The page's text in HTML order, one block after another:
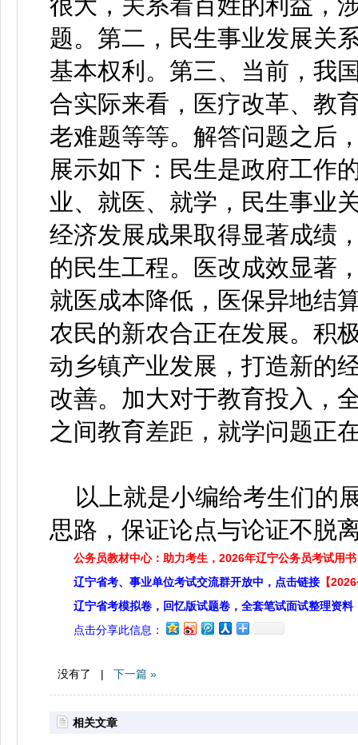
题。第二，民生事业发展关
基本权利。第三、当前，我
合实际来看，医疗改革、教
老难题等等。解答问题之后
展示如下：民生是政府工作
业、就医、就学，民生事业
经济发展成果取得显著成绩
的民生工程。医改成效显著
就医成本降低，医保异地结
农民的新农合正在发展。积
动乡镇产业发展，打造新的
改善。加大对于教育投入，
之间教育差距，就学问题正
以上就是小编给考生们的
思路，保证论点与论证不脱
公务员教材中心：助力考生，2026年辽宁公务员考试用书
辽宁省考、事业单位考试交流群开放中，点击链接 【
辽宁省考模拟卷，回忆版试题卷，全套笔试面试整理资料
点击分享此信息：
没有了 | 下一篇 »
相关文章